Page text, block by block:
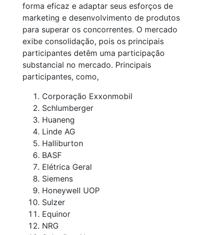
forma eficaz e adaptar seus esforços de
marketing e desenvolvimento de produtos
para superar os concorrentes. O mercado
exibe consolidação, pois os principais
participantes detêm uma participação
substancial no mercado. Principais
participantes, como,
Corporação Exxonmobil
Schlumberger
Huaneng
Linde AG
Halliburton
BASF
Elétrica Geral
Siemens
Honeywell UOP
Sulzer
Equinor
NRG